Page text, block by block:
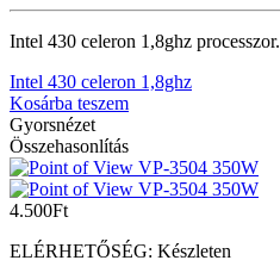
Intel 430 celeron 1,8ghz processzor.
Intel 430 celeron 1,8ghz
Kosárba teszem
Gyorsnézet
Összehasonlítás
4.500Ft
ELÉRHETŐSÉG: Készleten